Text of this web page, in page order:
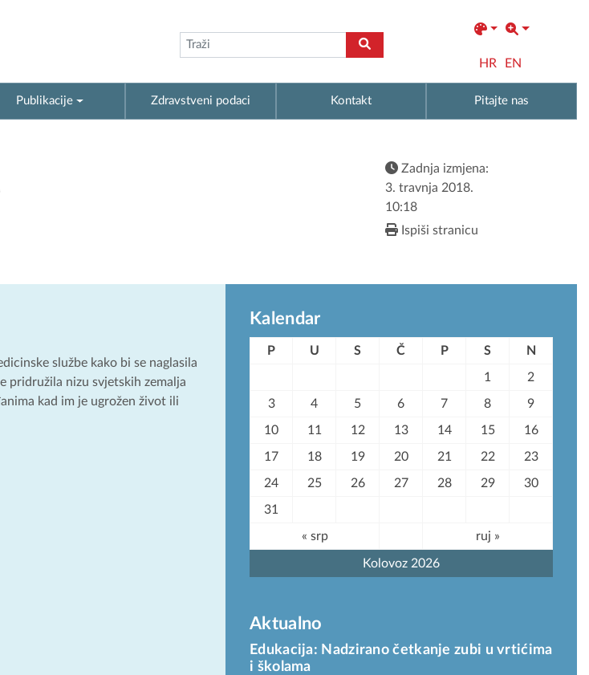
HR EN
Publikacije Zdravstveni podaci Kontakt Pitajte nas
Zadnja izmjena:
3. travnja 2018.
10:18
Ispiši stranicu
službe kako bi se naglasila
pridružila nizu svjetskih zemalja
kad im je ugrožen život ili
Kalendar
Kolovoz 2026
P U S Č P S N
1 2
3 4 5 6 7 8 9
10 11 12 13 14 15 16
17 18 19 20 21 22 23
24 25 26 27 28 29 30
31
« srp ruj »
Aktualno
Edukacija: Nadzirano četkanje zubi u vrtićima
i školama